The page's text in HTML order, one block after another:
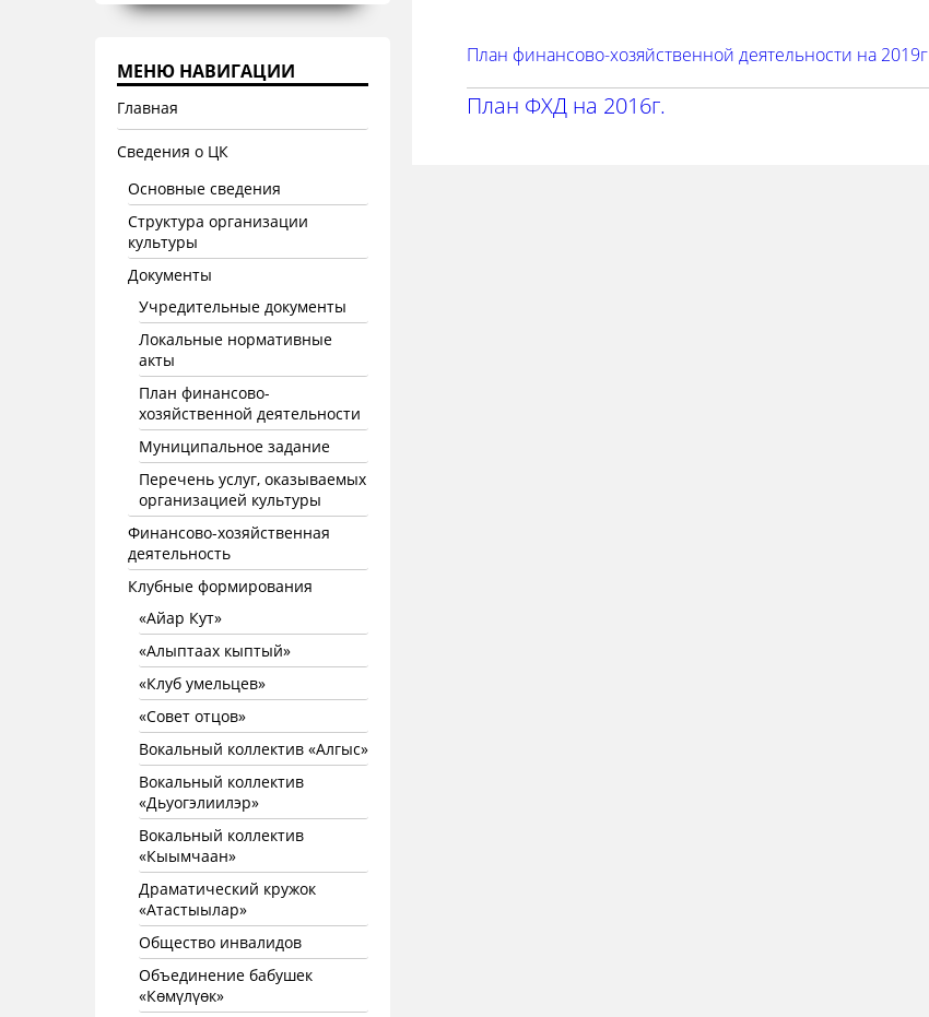
МЕНЮ НАВИГАЦИИ
Главная
Сведения о ЦК
Основные сведения
Структура организации
культуры
Документы
Учредительные документы
Локальные нормативные
акты
План финансово-
хозяйственной деятельности
Муниципальное задание
Перечень услуг, оказываемых
организацией культуры
Финансово-хозяйственная
деятельность
Клубные формирования
«Айар Кут»
«Алыптаах кыптый»
«Клуб умельцев»
«Совет отцов»
Вокальный коллектив «Алгыс»
Вокальный коллектив
«Дьуогэлиилэр»
Вокальный коллектив
«Кыымчаан»
Драматический кружок
«Атастыылар»
Общество инвалидов
Объединение бабушек
«Көмүлүөк»
План финансово-хозяйственной деятельности на 2019г
План ФХД на 2016г.